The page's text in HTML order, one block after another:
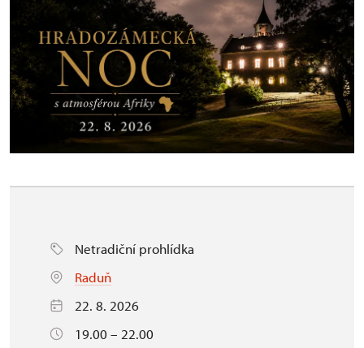
Netradiční prohlídka
Raduň
22. 8. 2026
19.00 – 22.00